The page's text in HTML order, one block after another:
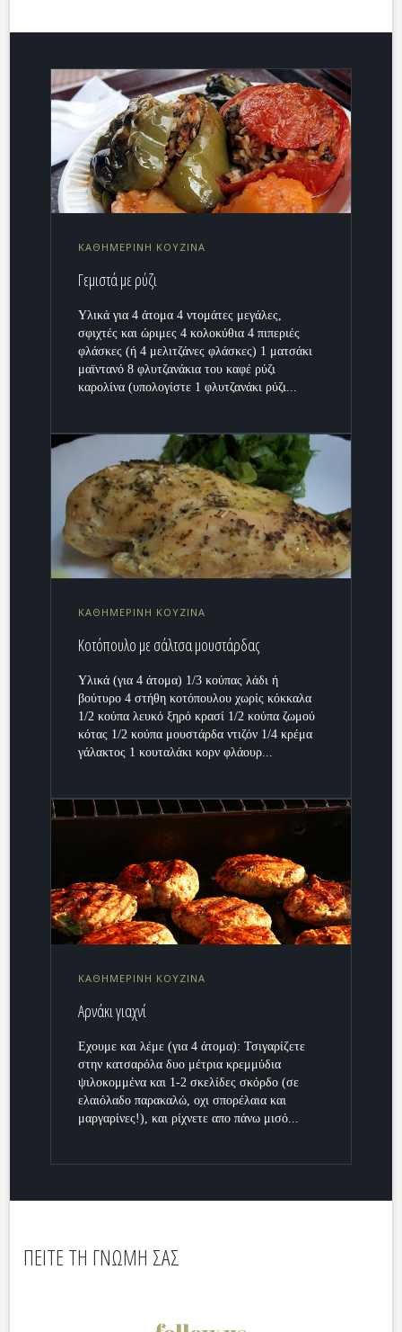
ΚΑΘΗΜΕΡΙΝΗ ΚΟΥΖΙΝΑ
Γεμιστά με ρύζι
Υλικά για 4 άτομα 4 ντομάτες μεγάλες,
σφιχτές και ώριμες 4 κολοκύθια 4 πιπεριές
φλάσκες (ή 4 μελιτζάνες φλάσκες) 1 ματσάκι
μαϊντανό 8 φλυτζανάκια του καφέ ρύζι
καρολίνα (υπολογίστε 1 φλυτζανάκι ρύζι...
ΚΑΘΗΜΕΡΙΝΗ ΚΟΥΖΙΝΑ
Κοτόπουλο με σάλτσα μουστάρδας
Υλικά (για 4 άτομα) 1/3 κούπας λάδι ή
βούτυρο 4 στήθη κοτόπουλου χωρίς κόκκαλα
1/2 κούπα λευκό ξηρό κρασί 1/2 κούπα ζωμού
κότας 1/2 κούπα μουστάρδα ντιζόν 1/4 κρέμα
γάλακτος 1 κουταλάκι κορν φλάουρ...
ΚΑΘΗΜΕΡΙΝΗ ΚΟΥΖΙΝΑ
Αρνάκι γιαχνί
Εχουμε και λέμε (για 4 άτομα): Τσιγαρίζετε
στην κατσαρόλα δυο μέτρια κρεμμύδια
ψιλοκομμένα και 1-2 σκελίδες σκόρδο (σε
ελαιόλαδο παρακαλώ, οχι σπορέλαια και
μαργαρίνες!), και ρίχνετε απο πάνω μισό...
ΠΕΙΤΕ ΤΗ ΓΝΩΜΗ ΣΑΣ